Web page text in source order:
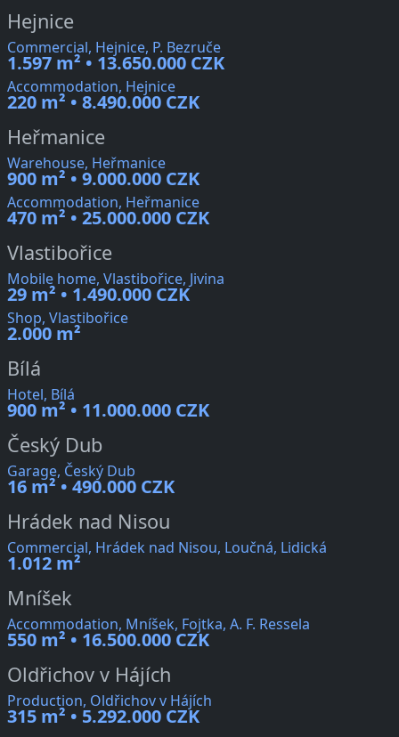
Hejnice
Commercial, Hejnice, P. Bezruče
1.597 m² • 13.650.000 CZK
Accommodation, Hejnice
220 m² • 8.490.000 CZK
Heřmanice
Warehouse, Heřmanice
900 m² • 9.000.000 CZK
Accommodation, Heřmanice
470 m² • 25.000.000 CZK
Vlastibořice
Mobile home, Vlastibořice, Jivina
29 m² • 1.490.000 CZK
Shop, Vlastibořice
2.000 m²
Bílá
Hotel, Bílá
900 m² • 11.000.000 CZK
Český Dub
Garage, Český Dub
16 m² • 490.000 CZK
Hrádek nad Nisou
Commercial, Hrádek nad Nisou, Loučná, Lidická
1.012 m²
Mníšek
Accommodation, Mníšek, Fojtka, A. F. Ressela
550 m² • 16.500.000 CZK
Oldřichov v Hájích
Production, Oldřichov v Hájích
315 m² • 5.292.000 CZK